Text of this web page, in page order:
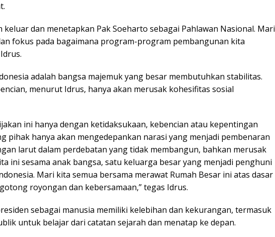
keluar dan menetapkan Pak Soeharto sebagai Pahlawan Nasional. Mari
fokus pada bagaimana program-program pembangunan kita
adalah bangsa majemuk yang besar membutuhkan stabilitas.
menurut Idrus, hanya akan merusak kohesifitas sosial
ini hanya dengan ketidaksukaan, kebencian atau kepentingan
pihak hanya akan mengedepankan narasi yang menjadi pembenaran
larut dalam perdebatan yang tidak membangun, bahkan merusak
ini sesama anak bangsa, satu keluarga besar yang menjadi penghuni
Mari kita semua bersama merawat Rumah Besar ini atas dasar
royongan dan kebersamaan,” tegas Idrus.
sebagai manusia memiliki kelebihan dan kekurangan, termasuk
untuk belajar dari catatan sejarah dan menatap ke depan.